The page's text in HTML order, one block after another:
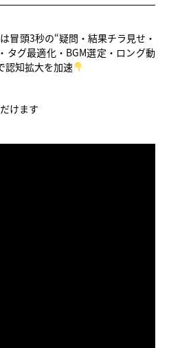
冒頭3秒の“疑問・結果チラ見せ・
タグ最適化・BGM選定・ロング動
認知拡大を加速
けます